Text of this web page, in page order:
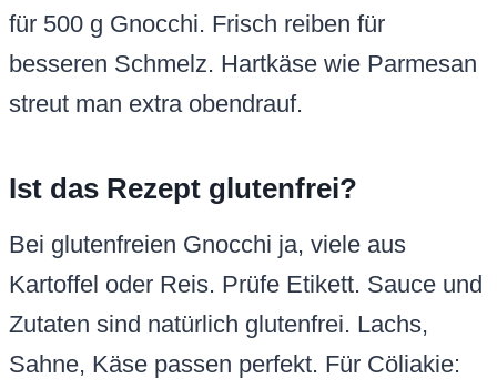
für 500 g Gnocchi. Frisch reiben für
besseren Schmelz. Hartkäse wie Parmesan
streut man extra obendrauf.
Ist das Rezept glutenfrei?
Bei glutenfreien Gnocchi ja, viele aus
Kartoffel oder Reis. Prüfe Etikett. Sauce und
Zutaten sind natürlich glutenfrei. Lachs,
Sahne, Käse passen perfekt. Für Cöliakie: